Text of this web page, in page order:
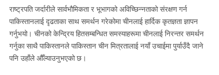
राष्ट्रपति जर्दारीले सार्वभौमिकता र भूभागको अविच्छिन्नताको संरक्षण गर्न
पाकिस्तानलाई दृढताका साथ समर्थन गरेकोमा चीनलाई हार्दिक कृतज्ञता ज्ञापन
गर्नुभयो। चीनको केन्द्रिय हितसम्बन्धित समस्याहरूमा चीनलाई निरन्तर समर्थन
गर्नुका साथै पाकिस्तानले पाकिस्तान चीन मित्रतालाई नयाँ उचाईमा पुर्याउँदै जाने
पनि उहाँले औँल्याउनुभएको छ।